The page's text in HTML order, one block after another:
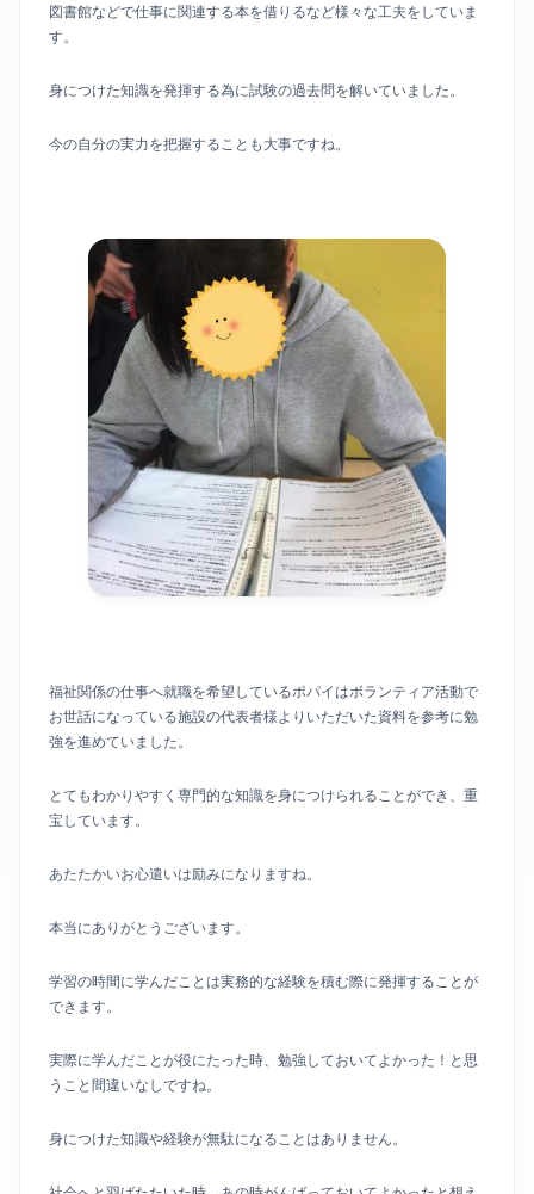
図書館などで仕事に関連する本を借りるなど様々な工夫をしていま
す。
身につけた知識を発揮する為に試験の過去問を解いていました。
今の自分の実力を把握することも大事ですね。
福祉関係の仕事へ就職を希望しているポパイはボランティア活動で
お世話になっている施設の代表者様よりいただいた資料を参考に勉
強を進めていました。
とてもわかりやすく専門的な知識を身につけられることができ、重
宝しています。
あたたかいお心遣いは励みになりますね。
本当にありがとうございます。
学習の時間に学んだことは実務的な経験を積む際に発揮することが
できます。
実際に学んだことが役にたった時、勉強しておいてよかった！と思
うこと間違いなしですね。
身につけた知識や経験が無駄になることはありません。